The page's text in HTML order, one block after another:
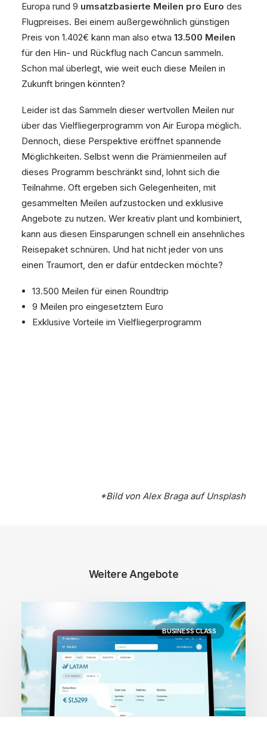
Europa rund 9 umsatzbasierte Meilen pro Euro des
Flugpreises. Bei einem außergewöhnlich günstigen
Preis von 1.402€ kann man also etwa 13.500 Meilen
für den Hin- und Rückflug nach Cancun sammeln.
Schon mal überlegt, wie weit euch diese Meilen in
Zukunft bringen könnten?
Leider ist das Sammeln dieser wertvollen Meilen nur
über das Vielfliegerprogramm von Air Europa möglich.
Dennoch, diese Perspektive eröffnet spannende
Möglichkeiten. Selbst wenn die Prämienmeilen auf
dieses Programm beschränkt sind, lohnt sich die
Teilnahme. Oft ergeben sich Gelegenheiten, mit
gesammelten Meilen aufzustocken und exklusive
Angebote zu nutzen. Wer kreativ plant und kombiniert,
kann aus diesen Einsparungen schnell ein ansehnliches
Reisepaket schnüren. Und hat nicht jeder von uns
einen Traumort, den er dafür entdecken möchte?
13.500 Meilen für einen Roundtrip
9 Meilen pro eingesetztem Euro
Exklusive Vorteile im Vielfliegerprogramm
*Bild vonAlex Bragaauf Unsplash
Weitere Angebote
BUSINESS CLASS